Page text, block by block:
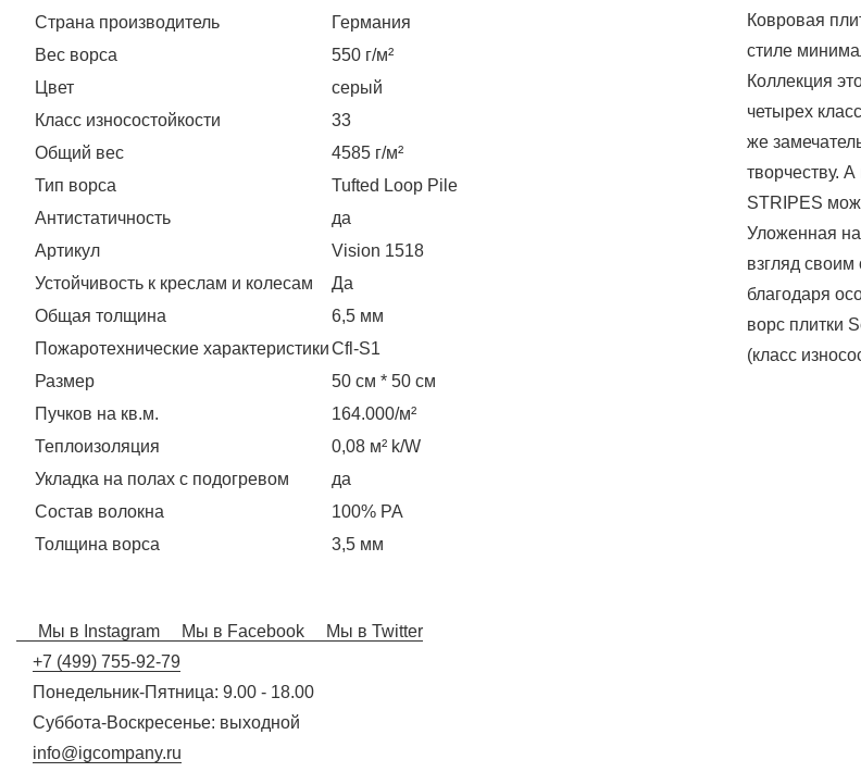
Страна производитель
Германия
Вес ворса
550 г/м²
Цвет
серый
Класс износостойкости
33
Общий вес
4585 г/м²
Тип ворса
Tufted Loop Pile
Антистатичность
да
Артикул
Vision 1518
Устойчивость к креслам и колесам
Да
Общая толщина
6,5 мм
Пожаротехнические характеристикиСfl-S1
Размер
50 см * 50 см
Пучков на кв.м.
164.000/м²
Теплоизоляция
0,08 м² k/W
Укладка на полах с подогревом
да
Состав волокна
100% РА
Толщина ворса
3,5 мм
Ковровая
стиле
Коллекция
четырех
же
творчеству.
STRIPES
Уложенная на
взгляд своим
благодаря
ворс плитки
(класс
Мы в Instagram Мы в Facebook
Мы в Twitter
+7 (499) 755-92-79
Понедельник-Пятница: 9.00 - 18.00
Суббота-Воскресенье: выходной
info@igcompany.ru